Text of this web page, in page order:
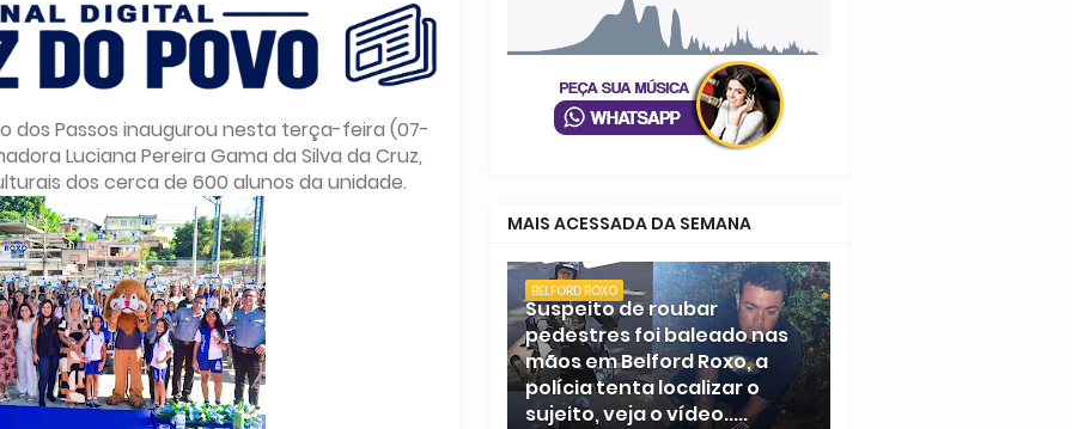
dos Passos inaugurou nesta terça-feira (07-
Luciana Pereira Gama da Silva da Cruz,
dos cerca de 600 alunos da unidade.
MAIS ACESSADA DA SEMANA
BELFORD ROXO
Suspeito de roubar
pedestres foi baleado nas
mãos em Belford Roxo, a
polícia tenta localizar o
sujeito, veja o vídeo.....